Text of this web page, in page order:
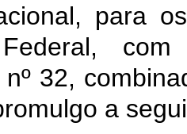
para
Federal,
32,
a